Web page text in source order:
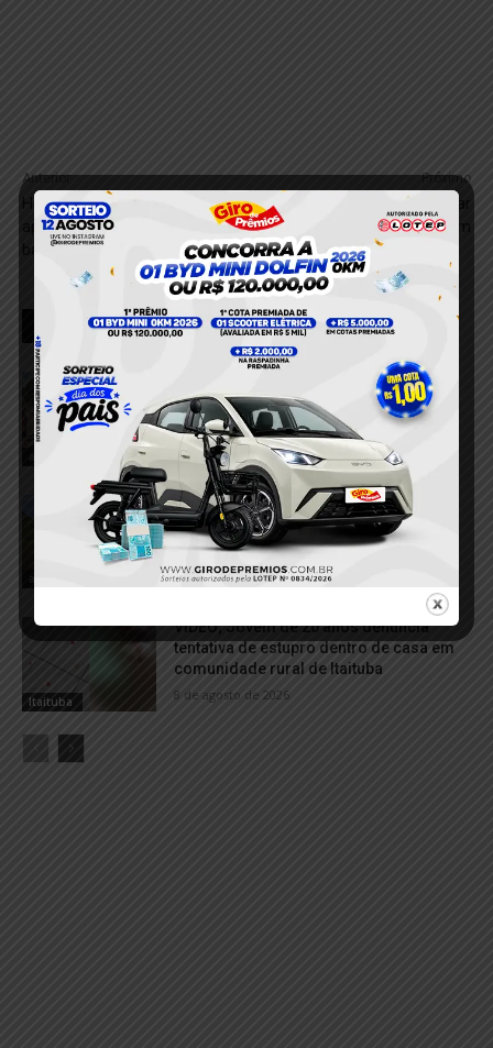
Anterior
Homem é preso com pistola
após ameaçar clientes em
bar de Altamira
Próximo
PRF apreende carga irregular
de madeira em Santarém
RELACIONADOS
VÍDEO; Dois acidentes mobilizam
equipes de resgate e deixam três
feridos em Itaituba
8 de agosto de 2026
VÍDEO; Motorista perde controle e
caminhonete tomba na Estrada Norte-
Sul
8 de agosto de 2026
Itaituba
VÍDEO; Jovem de 20 anos denuncia
tentativa de estupro dentro de casa em
comunidade rural de Itaituba
8 de agosto de 2026